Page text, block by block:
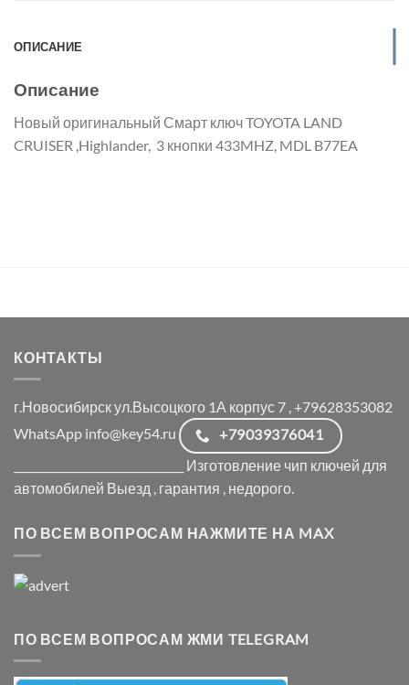
ОПИСАНИЕ
Описание
Новый оригинальный Смарт ключ TOYOTA LAND
CRUISER ,Highlander, 3 кнопки 433MHZ, MDL B77EA
КОНТАКТЫ
г.Новосибирск ул.Высоцкого 1А корпус 7 , +79628353082
WhatsApp info@key54.ru
+79039376041
_______________________________ Изготовление чип ключей для
автомобилей Выезд , гарантия , недорого.
ПО ВСЕМ ВОПРОСАМ НАЖМИТЕ НА MAX
ПО ВСЕМ ВОПРОСАМ ЖМИ TELEGRAM